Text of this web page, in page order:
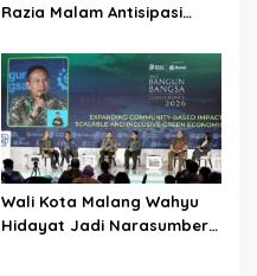
Razia Malam Antisipasi
Wali Kota Malang Wahyu
Hidayat Jadi Narasumber